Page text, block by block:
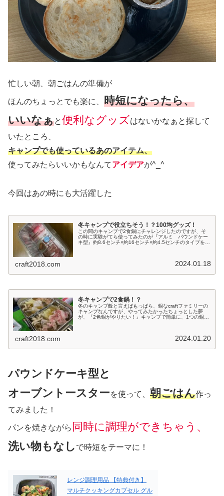
忙しい朝、朝ごはんの準備が
ほんのちょっとでも楽に、 時短になったら、
いいなぁと便利なグッズはないかなぁと探して
いたところ、
キャンプでも使っているあのアイテム、
使ってみたらいいかもなんてアイデアが^_^
今回はあの時にも大活躍した
冬キャンプで役立ちそう！？100均グッズ！
この間のキャンプで2食鍋にチャレンジしたのですが、そ
の時に実験がてら使ってみたのが『アルミ パウンドケー
キ型』約8.6センチ×約16センチ×約4.5センチのタイプを2
craft2018.com 2024.01.18
冬キャンプで2食鍋！？
冬のキャンプ飯と言えばもっぱら、鍋なcraftファミリーの
キャンプなんですが、やってみたかったちょっとした夢
が、『2色鍋がやりたい！』キャンプで簡単に、1つの鍋で
craft2018.com 2024.01.20
パウンドケーキ型と
オーブントースターを使って、 朝ごはん作っ
てみました！
パンを焼きながら 同時に調理ができちゃう、
洗い物もなし で時短をテーマに！
レンジ調理用品 【特典付き】
マルチクッキングカプセル グル